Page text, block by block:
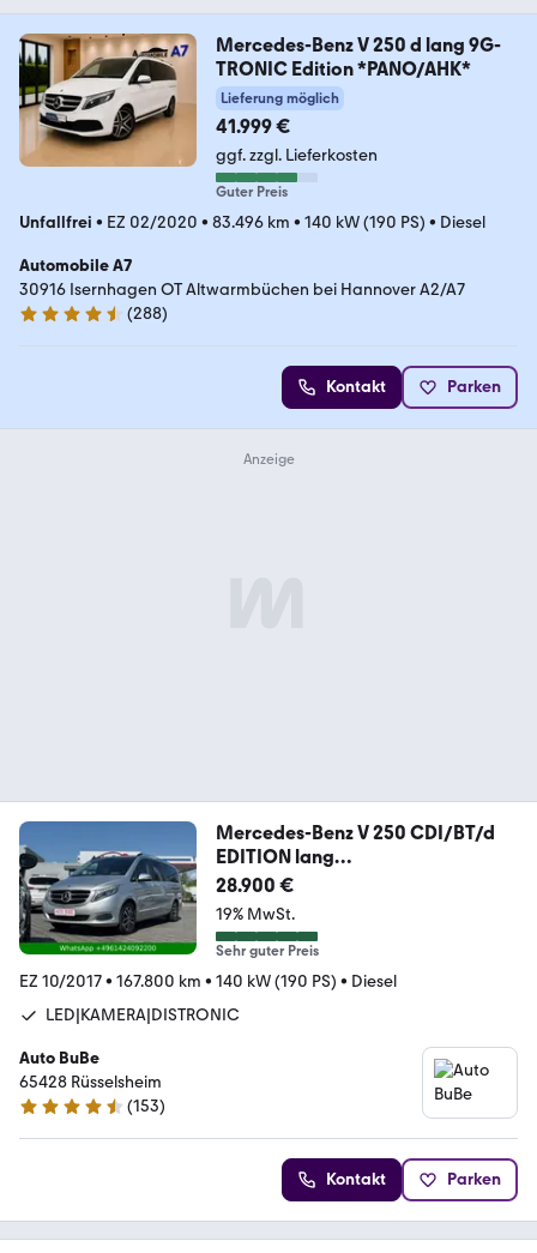
Mercedes-Benz V 250 d lang 9G-
TRONIC Edition *PANO/AHK*
Lieferung möglich
41.999 €
ggf. zzgl. Lieferkosten
Guter Preis
Unfallfrei • EZ 02/2020 • 83.496 km • 140 kW (190 PS) • Diesel
Automobile A7
30916 Isernhagen OT Altwarmbüchen bei Hannover A2/A7
4.7 Sterne
(288)
Kontakt Parken
Mercedes-Benz V 250 CDI/BT/d
EDITION lang
KAMERA|LED|DISTRONIC
28.900 €
19% MwSt.
Sehr guter Preis
EZ 10/2017• 167.800 km • 140 kW (190 PS) • Diesel
LED|KAMERA|DISTRONIC
Auto BuBe
65428 ­­­Rüsselsheim
4.7 Sterne
(153)
Kontakt Parken